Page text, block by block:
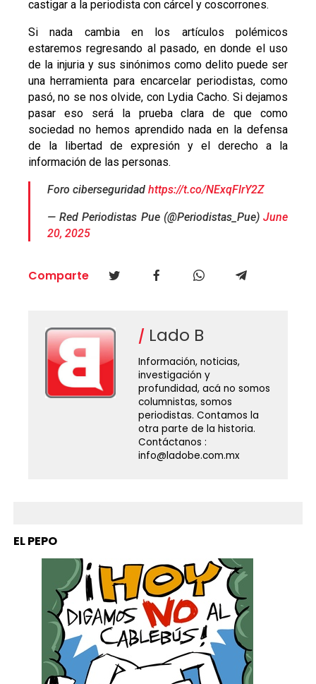
castigar a la periodista con cárcel y coscorrones.
Si nada cambia en los artículos polémicos
estaremos regresando al pasado, en donde el uso
de la injuria y sus sinónimos como delito puede ser
una herramienta para encarcelar periodistas, como
pasó, no se nos olvide, con Lydia Cacho. Si dejamos
pasar eso será la prueba clara de que como
sociedad no hemos aprendido nada en la defensa
de la libertad de expresión y el derecho a la
información de las personas.
Foro ciberseguridad https://t.co/NExqFlrY2Z
— Red Periodistas Pue (@Periodistas_Pue)June
20, 2025
Comparte
Lado B
Información, noticias,
investigación y
profundidad, acá no somos
columnistas, somos
periodistas. Contamos la
otra parte de la historia.
Contáctanos :
info@ladobe.com.mx
EL PEPO